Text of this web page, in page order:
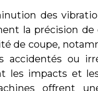
des
la précision
de coupe,
accidentés ou
les impacts et les
offrent